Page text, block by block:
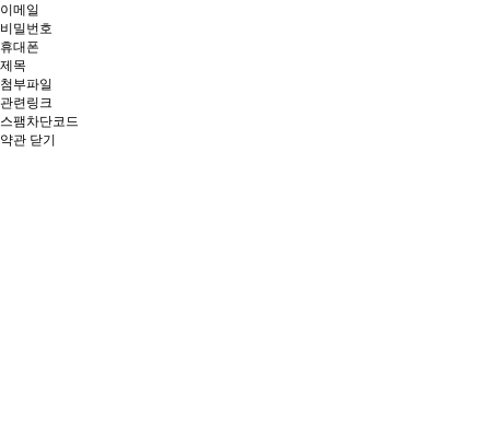
이메일
비밀번호
휴대폰
제목
첨부파일
관련링크
스팸차단코드
약관 닫기